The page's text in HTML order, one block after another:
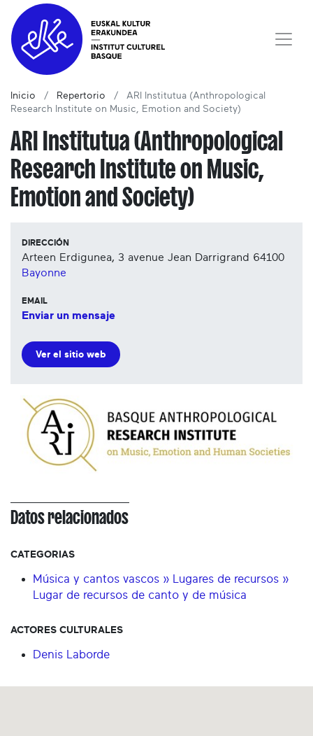
Inicio Repertorio
ARI Institutua (Anthropological
Research Institute on Music, Emotion and Society)
ARI Institutua (Anthropological
Research Institute on Music,
Emotion and Society)
DIRECCIÓN
Arteen Erdigunea, 3 avenue Jean Darrigrand 64100
Bayonne
EMAIL
Enviar un mensaje
Ver el sitio web
Datos relacionados
CATEGORIAS
Música y cantos vascos » Lugares de recursos »
Lugar de recursos de canto y de música
ACTORES CULTURALES
Denis Laborde